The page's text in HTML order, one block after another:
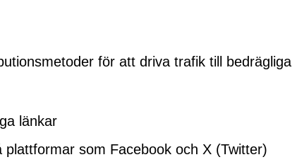
för att driva trafik till bedrägliga
länkar
som Facebook och X (Twitter)